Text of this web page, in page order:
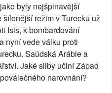
byly nejšpinavější
režim v Turecku už
Isis, k bombardování
nyní vede válku proti
Saúdská Arábie a
Jaké sliby učiní Západ
narovnání?